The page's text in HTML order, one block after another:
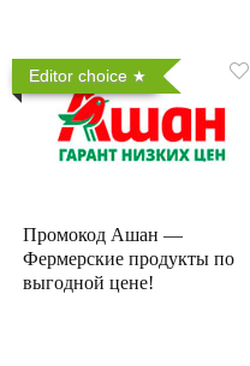
Editor choice
Промокод Ашан —
Фермерские продукты по
выгодной цене!